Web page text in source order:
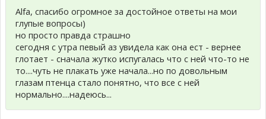
Alfa, спасибо огромное за достойное ответы на мои
глупые вопросы)
но просто правда страшно
сегодня с утра певый аз увидела как она ест - вернее
глотает - сначала жутко испугалась что с ней что-то не
то....чуть не плакать уже начала...но по довольным
глазам птенца стало понятно, что все с ней
нормально....надеюсь...